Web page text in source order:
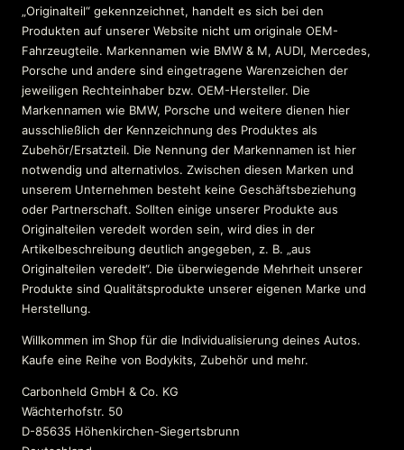
„Originalteil“ gekennzeichnet, handelt es sich bei den
Produkten auf unserer Website nicht um originale OEM-
Fahrzeugteile. Markennamen wie BMW & M, AUDI, Mercedes,
Porsche und andere sind eingetragene Warenzeichen der
jeweiligen Rechteinhaber bzw. OEM-Hersteller. Die
Markennamen wie BMW, Porsche und weitere dienen hier
ausschließlich der Kennzeichnung des Produktes als
Zubehör/Ersatzteil. Die Nennung der Markennamen ist hier
notwendig und alternativlos. Zwischen diesen Marken und
unserem Unternehmen besteht keine Geschäftsbeziehung
oder Partnerschaft. Sollten einige unserer Produkte aus
Originalteilen veredelt worden sein, wird dies in der
Artikelbeschreibung deutlich angegeben, z. B. „aus
Originalteilen veredelt“. Die überwiegende Mehrheit unserer
Produkte sind Qualitätsprodukte unserer eigenen Marke und
Herstellung.
Willkommen im Shop für die Individualisierung deines Autos.
Kaufe eine Reihe von Bodykits, Zubehör und mehr.
Carbonheld GmbH & Co. KG
Wächterhofstr. 50
D-85635 Höhenkirchen-Siegertsbrunn